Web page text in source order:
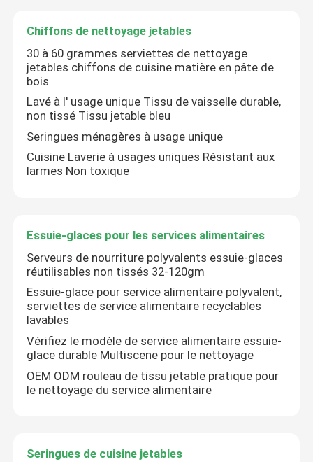
Produits
Visite de l'usine
Contrôle de la qualité
Nous contacter
Nouvelles
Chiffons de nettoyage jetables
30 à 60 grammes serviettes de nettoyage
jetables chiffons de cuisine matière en pâte de
bois
Lavé à l' usage unique Tissu de vaisselle durable,
non tissé Tissu jetable bleu
Seringues ménagères à usage unique
Cuisine Laverie à usages uniques Résistant aux
larmes Non toxique
Essuie-glaces pour les services alimentaires
Serveurs de nourriture polyvalents essuie-glaces
réutilisables non tissés 32-120gm
Essuie-glace pour service alimentaire polyvalent,
serviettes de service alimentaire recyclables
lavables
Vérifiez le modèle de service alimentaire essuie-
glace durable Multiscene pour le nettoyage
OEM ODM rouleau de tissu jetable pratique pour
le nettoyage du service alimentaire
Seringues de cuisine jetables